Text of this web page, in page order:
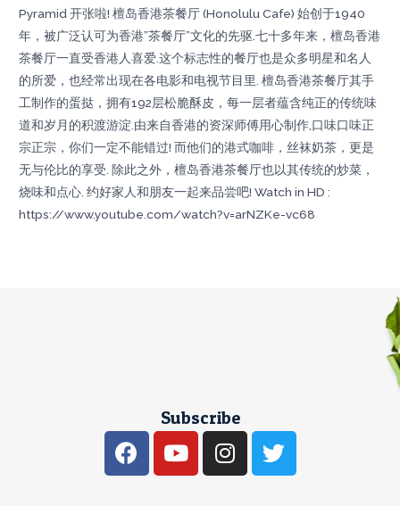
Pyramid 开张啦! 檀岛香港茶餐厅 (Honolulu Cafe) 始创于1940
年，被广泛认可为香港”茶餐厅”文化的先驱.七十多年来，檀岛香港
茶餐厅一直受香港人喜爱.这个标志性的餐厅也是众多明星和名人
的所爱，也经常出现在各电影和电视节目里. 檀岛香港茶餐厅其手
工制作的蛋挞，拥有192层松脆酥皮，每一层者蕴含纯正的传统味
道和岁月的积渡游淀.由来自香港的资深师傅用心制作,口味口味正
宗正宗，你们一定不能错过! 而他们​​的港式咖啡，丝袜奶茶，更是
无与伦比的享受. 除此之外，檀岛香港茶餐厅也以其传统的炒菜，
烧味和点心. 约好家人和朋友一起来品尝吧! Watch in HD :
https://www.youtube.com/watch?v=arNZKe-vc68
Subscribe